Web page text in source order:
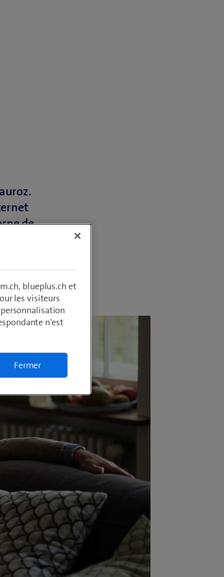
de
blueplus.ch et
les visiteurs
n'est
Fermer